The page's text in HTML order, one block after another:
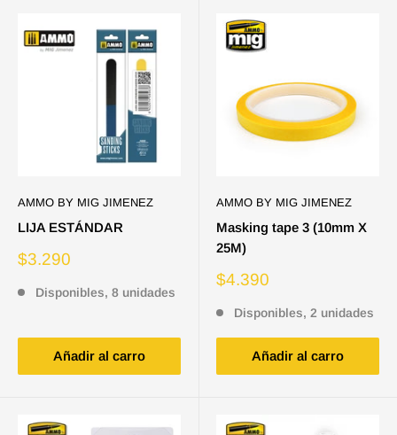
AMMO BY MIG JIMENEZ
LIJA ESTÁNDAR
Precio
venta
$3.290
Disponibles, 8 unidades
Añadir al carro
AMMO BY MIG JIMENEZ
Masking tape 3 (10mm X
25M)
Precio
venta
$4.390
Disponibles, 2 unidades
Añadir al carro